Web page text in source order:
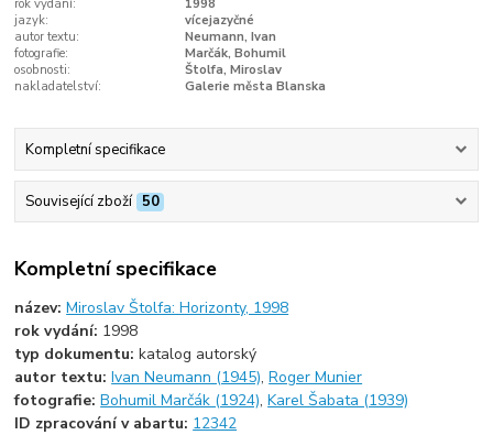
rok vydání:
1998
jazyk:
vícejazyčné
autor textu:
Neumann, Ivan
fotografie:
Marčák, Bohumil
osobnosti:
Štolfa, Miroslav
nakladatelství:
Galerie města Blanska
Kompletní specifikace
Související zboží 50
Kompletní specifikace
název:Miroslav Štolfa: Horizonty, 1998
rok vydání: 1998
typ dokumentu:katalog autorský
autor textu:Ivan Neumann (1945),Roger Munier
fotografie:Bohumil Marčák (1924),Karel Šabata (1939)
ID zpracování v abartu: 12342